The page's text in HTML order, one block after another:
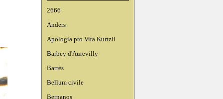
2666
Anders
Apologia pro Vita Kurtzii
Barbey d'Aurevilly
Barrès
Bellum civile
Bernanos